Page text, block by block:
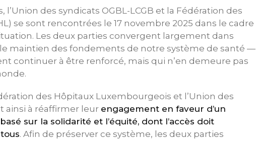
l’Union des syndicats OGBL-LCGB et la Fédération des
se sont rencontrées le 17 novembre 2025 dans le cadre
Les deux parties convergent largement dans
maintien des fondements de notre système de santé —
continuer à être renforcé, mais qui n’en demeure pas
des Hôpitaux Luxembourgeois et l’Union des
ainsi à réaffirmer leur engagement en faveur d’un
sur la solidarité et l’équité, dont l’accès doit
. Afin de préserver ce système, les deux parties